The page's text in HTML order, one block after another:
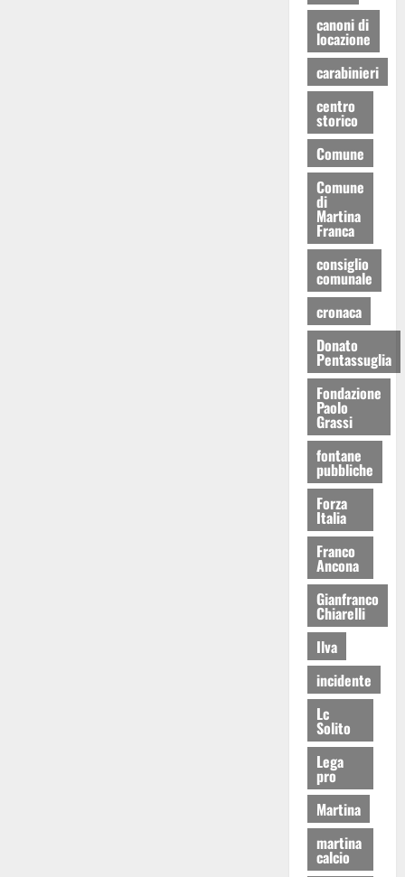
canoni di
locazione
carabinieri
centro
storico
Comune
Comune
di
Martina
Franca
consiglio
comunale
cronaca
Donato
Pentassuglia
Fondazione
Paolo
Grassi
fontane
pubbliche
Forza
Italia
Franco
Ancona
Gianfranco
Chiarelli
Ilva
incidente
Lc
Solito
Lega
pro
Martina
martina
calcio